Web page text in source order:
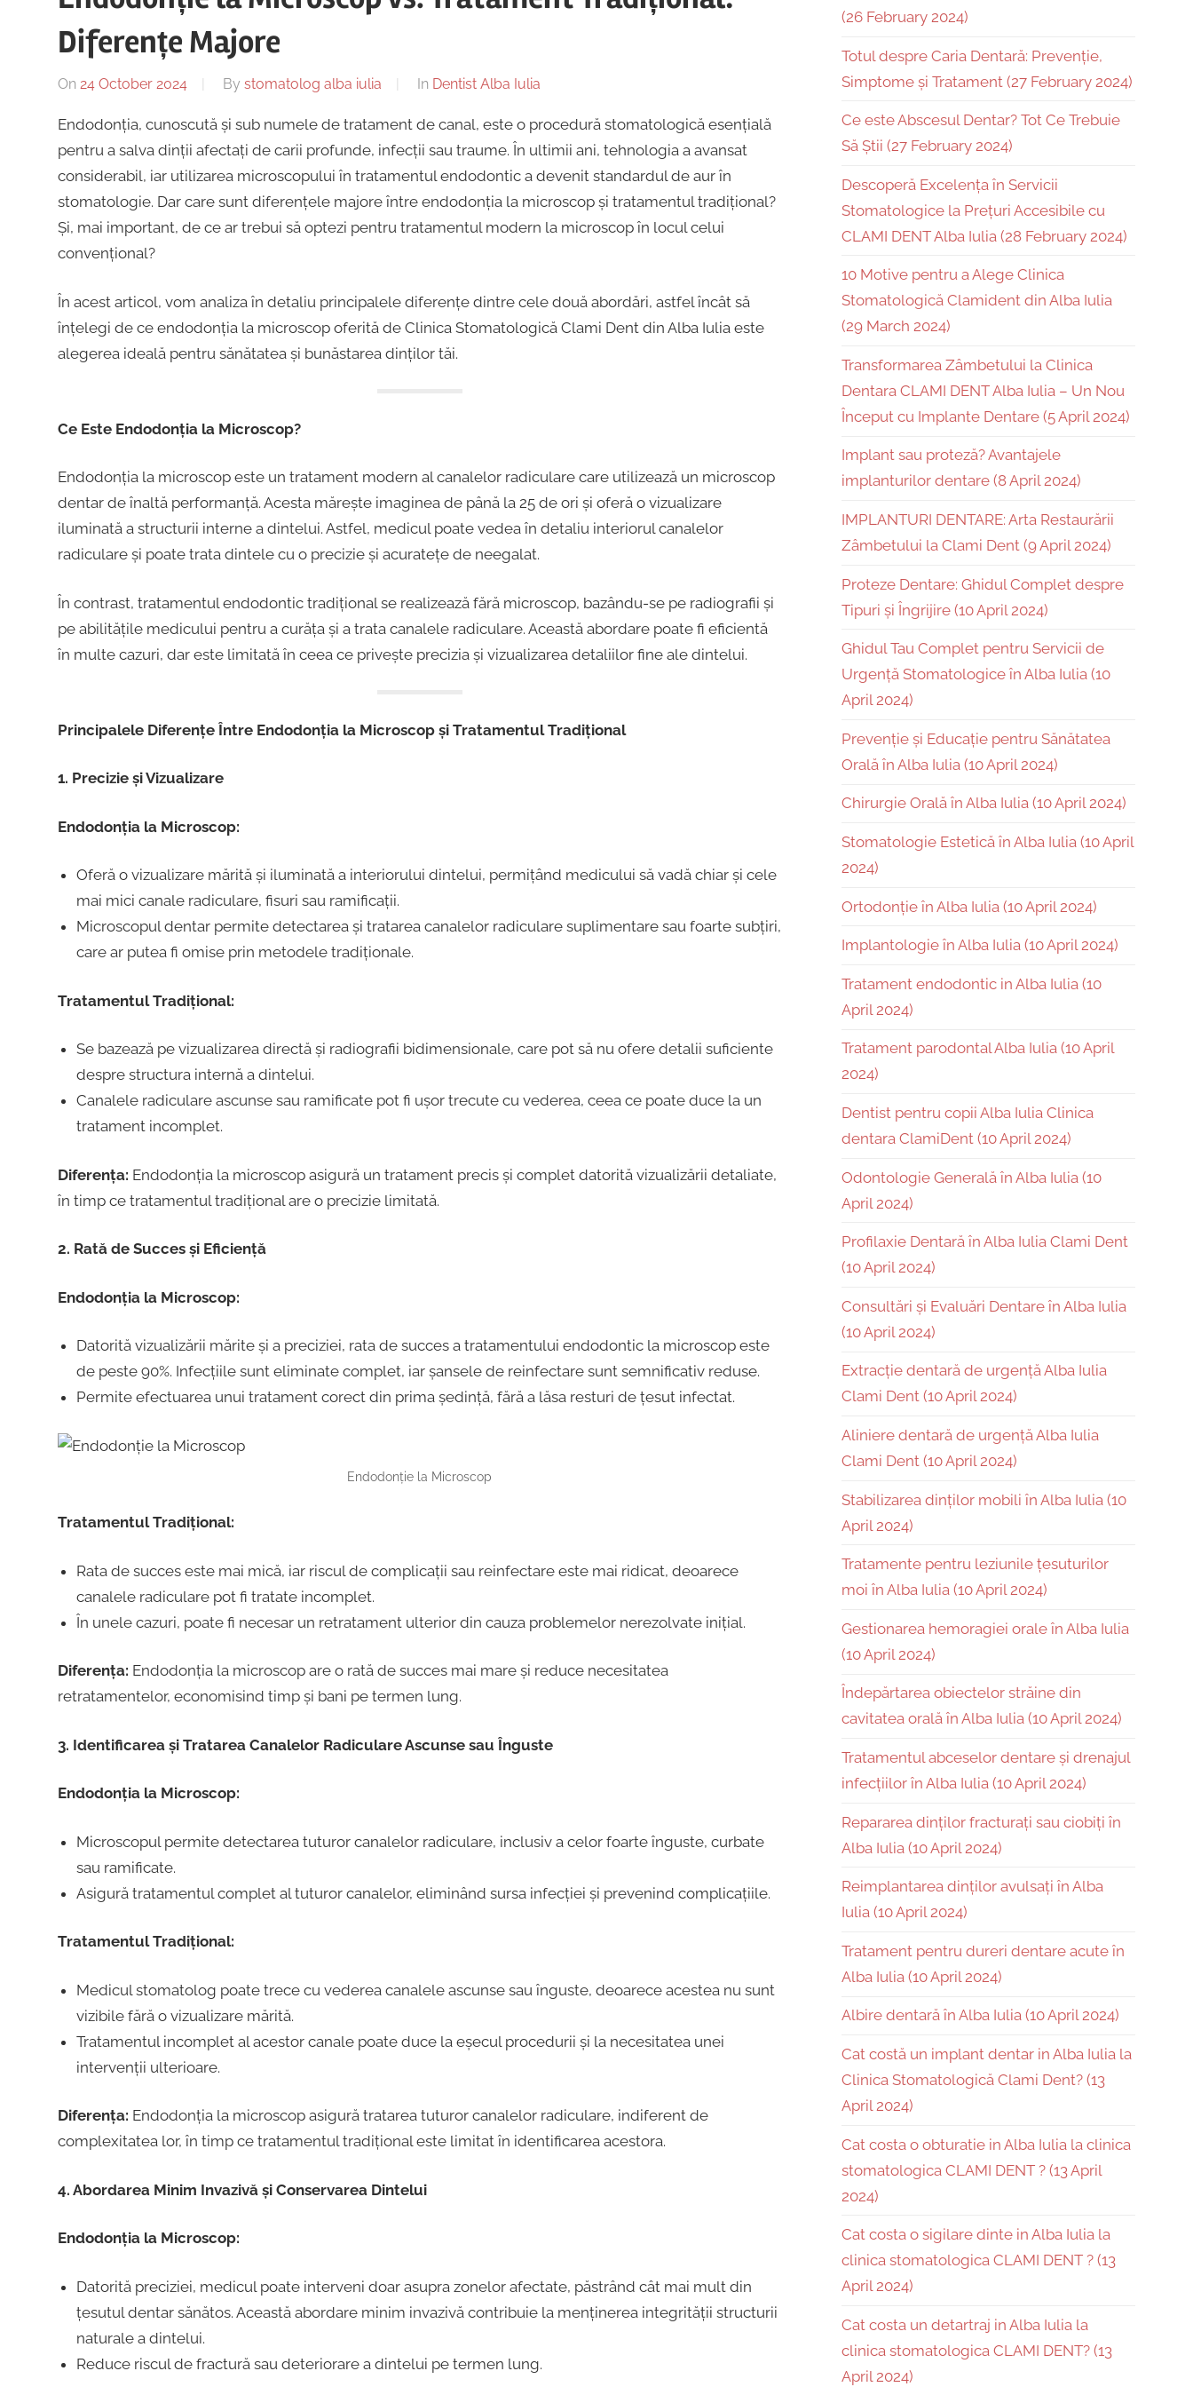
Diferențe Majore
On 24 October 2024 By stomatolog alba iulia In Dentist Alba Iulia
Endodonția, cunoscută și sub numele de tratament de canal, este o procedură stomatologică esențială
pentru a salva dinții afectați de carii profunde, infecții sau traume. În ultimii ani, tehnologia a avansat
considerabil, iar utilizarea microscopului în tratamentul endodontic a devenit standardul de aur în
stomatologie. Dar care sunt diferențele majore între endodonția la microscop și tratamentul tradițional?
Și, mai important, de ce ar trebui să optezi pentru tratamentul modern la microscop în locul celui
convențional?
În acest articol, vom analiza în detaliu principalele diferențe dintre cele două abordări, astfel încât să
înțelegi de ce endodonția la microscop oferită de Clinica Stomatologică Clami Dent din Alba Iulia este
alegerea ideală pentru sănătatea și bunăstarea dinților tăi.
Ce Este Endodonția la Microscop?
Endodonția la microscop este un tratament modern al canalelor radiculare care utilizează un microscop
dentar de înaltă performanță. Acesta mărește imaginea de până la 25 de ori și oferă o vizualizare
iluminată a structurii interne a dintelui. Astfel, medicul poate vedea în detaliu interiorul canalelor
radiculare și poate trata dintele cu o precizie și acuratețe de neegalat.
În contrast, tratamentul endodontic tradițional se realizează fără microscop, bazându-se pe radiografii și
pe abilitățile medicului pentru a curăța și a trata canalele radiculare. Această abordare poate fi eficientă
în multe cazuri, dar este limitată în ceea ce privește precizia și vizualizarea detaliilor fine ale dintelui.
Principalele Diferențe Între Endodonția la Microscop și Tratamentul Tradițional
1. Precizie și Vizualizare
Endodonția la Microscop:
Oferă o vizualizare mărită și iluminată a interiorului dintelui, permițând medicului să vadă chiar și cele
mai mici canale radiculare, fisuri sau ramificații.
Microscopul dentar permite detectarea și tratarea canalelor radiculare suplimentare sau foarte subțiri,
care ar putea fi omise prin metodele tradiționale.
Tratamentul Tradițional:
Se bazează pe vizualizarea directă și radiografii bidimensionale, care pot să nu ofere detalii suficiente
despre structura internă a dintelui.
Canalele radiculare ascunse sau ramificate pot fi ușor trecute cu vederea, ceea ce poate duce la un
tratament incomplet.
Diferența: Endodonția la microscop asigură un tratament precis și complet datorită vizualizării detaliate,
în timp ce tratamentul tradițional are o precizie limitată.
2. Rată de Succes și Eficiență
Endodonția la Microscop:
Datorită vizualizării mărite și a preciziei, rata de succes a tratamentului endodontic la microscop este
de peste 90%. Infecțiile sunt eliminate complet, iar șansele de reinfectare sunt semnificativ reduse.
Permite efectuarea unui tratament corect din prima ședință, fără a lăsa resturi de țesut infectat.
Endodonție la Microscop
Tratamentul Tradițional:
Rata de succes este mai mică, iar riscul de complicații sau reinfectare este mai ridicat, deoarece
canalele radiculare pot fi tratate incomplet.
În unele cazuri, poate fi necesar un retratament ulterior din cauza problemelor nerezolvate inițial.
Diferența: Endodonția la microscop are o rată de succes mai mare și reduce necesitatea
retratamentelor, economisind timp și bani pe termen lung.
3. Identificarea și Tratarea Canalelor Radiculare Ascunse sau Înguste
Endodonția la Microscop:
Microscopul permite detectarea tuturor canalelor radiculare, inclusiv a celor foarte înguste, curbate
sau ramificate.
Asigură tratamentul complet al tuturor canalelor, eliminând sursa infecției și prevenind complicațiile.
Tratamentul Tradițional:
Medicul stomatolog poate trece cu vederea canalele ascunse sau înguste, deoarece acestea nu sunt
vizibile fără o vizualizare mărită.
Tratamentul incomplet al acestor canale poate duce la eșecul procedurii și la necesitatea unei
intervenții ulterioare.
Diferența: Endodonția la microscop asigură tratarea tuturor canalelor radiculare, indiferent de
complexitatea lor, în timp ce tratamentul tradițional este limitat în identificarea acestora.
4. Abordarea Minim Invazivă și Conservarea Dintelui
Endodonția la Microscop:
Datorită preciziei, medicul poate interveni doar asupra zonelor afectate, păstrând cât mai mult din
țesutul dentar sănătos. Această abordare minim invazivă contribuie la menținerea integrității structurii
naturale a dintelui.
Reduce riscul de fractură sau deteriorare a dintelui pe termen lung.
(26 February 2024)
Totul despre Caria Dentară: Prevenție,
Simptome și Tratament (27 February 2024)
Ce este Abscesul Dentar? Tot Ce Trebuie
Să Știi (27 February 2024)
Descoperă Excelența în Servicii
Stomatologice la Prețuri Accesibile cu
CLAMI DENT Alba Iulia (28 February 2024)
10 Motive pentru a Alege Clinica
Stomatologică Clamident din Alba Iulia
(29 March 2024)
Transformarea Zâmbetului la Clinica
Dentara CLAMI DENT Alba Iulia – Un Nou
Început cu Implante Dentare (5 April 2024)
Implant sau proteză? Avantajele
implanturilor dentare (8 April 2024)
IMPLANTURI DENTARE: Arta Restaurării
Zâmbetului la Clami Dent (9 April 2024)
Proteze Dentare: Ghidul Complet despre
Tipuri și Îngrijire (10 April 2024)
Ghidul Tau Complet pentru Servicii de
Urgență Stomatologice în Alba Iulia (10
April 2024)
Prevenție și Educație pentru Sănătatea
Orală în Alba Iulia (10 April 2024)
Chirurgie Orală în Alba Iulia (10 April 2024)
Stomatologie Estetică în Alba Iulia (10 April
2024)
Ortodonție în Alba Iulia (10 April 2024)
Implantologie în Alba Iulia (10 April 2024)
Tratament endodontic in Alba Iulia (10
April 2024)
Tratament parodontal Alba Iulia (10 April
2024)
Dentist pentru copii Alba Iulia Clinica
dentara ClamiDent (10 April 2024)
Odontologie Generală în Alba Iulia (10
April 2024)
Profilaxie Dentară în Alba Iulia Clami Dent
(10 April 2024)
Consultări și Evaluări Dentare în Alba Iulia
(10 April 2024)
Extracție dentară de urgență Alba Iulia
Clami Dent (10 April 2024)
Aliniere dentară de urgență Alba Iulia
Clami Dent (10 April 2024)
Stabilizarea dinților mobili în Alba Iulia (10
April 2024)
Tratamente pentru leziunile țesuturilor
moi în Alba Iulia (10 April 2024)
Gestionarea hemoragiei orale în Alba Iulia
(10 April 2024)
Îndepărtarea obiectelor străine din
cavitatea orală în Alba Iulia (10 April 2024)
Tratamentul abceselor dentare și drenajul
infecțiilor în Alba Iulia (10 April 2024)
Repararea dinților fracturați sau ciobiți în
Alba Iulia (10 April 2024)
Reimplantarea dinților avulsați în Alba
Iulia (10 April 2024)
Tratament pentru dureri dentare acute în
Alba Iulia (10 April 2024)
Albire dentară în Alba Iulia (10 April 2024)
Cat costă un implant dentar in Alba Iulia la
Clinica Stomatologică Clami Dent? (13
April 2024)
Cat costa o obturatie in Alba Iulia la clinica
stomatologica CLAMI DENT ? (13 April
2024)
Cat costa o sigilare dinte in Alba Iulia la
clinica stomatologica CLAMI DENT ? (13
April 2024)
Cat costa un detartraj in Alba Iulia la
clinica stomatologica CLAMI DENT? (13
April 2024)